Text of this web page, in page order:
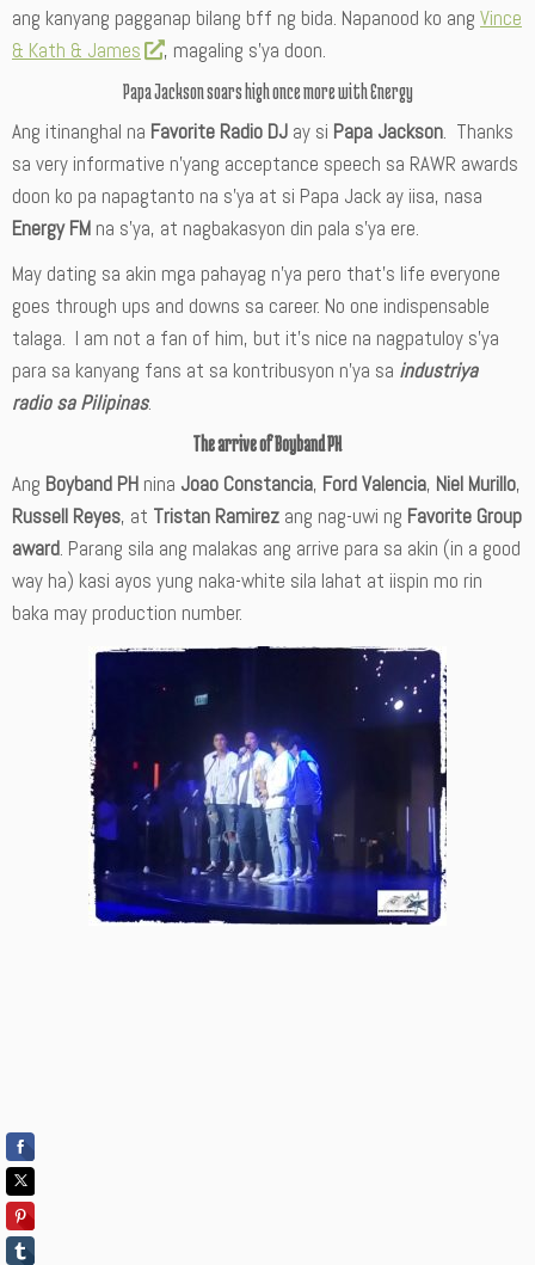
ang kanyang pagganap bilang bff ng bida. Napanood ko ang Vince
& Kath & James
, magaling s’ya doon.
Papa Jackson soars high once more with Energy
Ang itinanghal na Favorite Radio DJ ay si Papa Jackson. Thanks
sa very informative n’yang acceptance speech sa RAWR awards
doon ko pa napagtanto na s’ya at si Papa Jack ay iisa, nasa
Energy FM na s’ya, at nagbakasyon din pala s’ya ere.
May dating sa akin mga pahayag n’ya pero that’s life everyone
goes through ups and downs sa career. No one indispensable
talaga. I am not a fan of him, but it’s nice na nagpatuloy s’ya
para sa kanyang fans at sa kontribusyon n’ya sa industriya
radio sa Pilipinas.
The arrive of Boyband PH
Ang Boyband PH nina Joao Constancia, Ford Valencia, Niel Murillo,
Russell Reyes, at Tristan Ramirez ang nag-uwi ng Favorite Group
award. Parang sila ang malakas ang arrive para sa akin (in a good
way ha) kasi ayos yung naka-white sila lahat at iispin mo rin
baka may production number.